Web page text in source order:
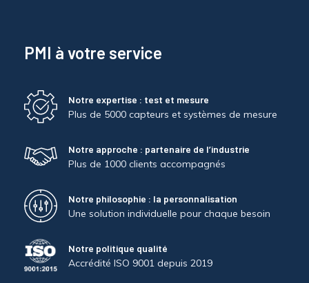
PMI à votre service
Notre expertise : test et mesure
Plus de 5000 capteurs et systèmes de mesure
Notre approche : partenaire de l’industrie
Plus de 1000 clients accompagnés
Notre philosophie : la personnalisation
Une solution individuelle pour chaque besoin
Notre politique qualité
Accrédité ISO 9001 depuis 2019